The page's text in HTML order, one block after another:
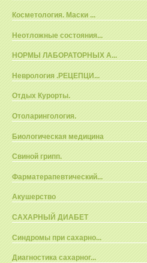
Косметология. Маски ...
Неотложные состояния...
НОРМЫ ЛАБОРАТОРНЫХ А...
Неврология .РЕЦЕПЦИ...
Отдых Курорты.
Отоларингология.
Биологическая медицина
Свиной грипп.
Фарматерапевтический...
Акушерство
САХАРНЫЙ ДИАБЕТ
Синдромы при сахарно...
Диагностика сахарног...